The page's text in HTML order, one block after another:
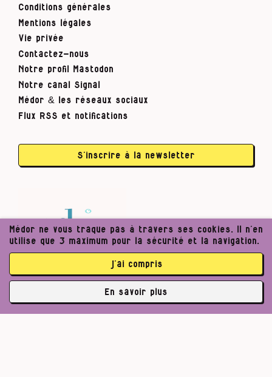
Conditions générales
Mentions légales
Vie privée
Contactez-nous
Notre profil Mastodon
Notre canal Signal
Médor & les réseaux sociaux
Flux RSS et notifications
S’inscrire à la newsletter
Médor ne vous traque pas à travers ses cookies. Il n’en
utilise que 3 maximum pour la sécurité et la navigation.
j’ai compris
En savoir plus